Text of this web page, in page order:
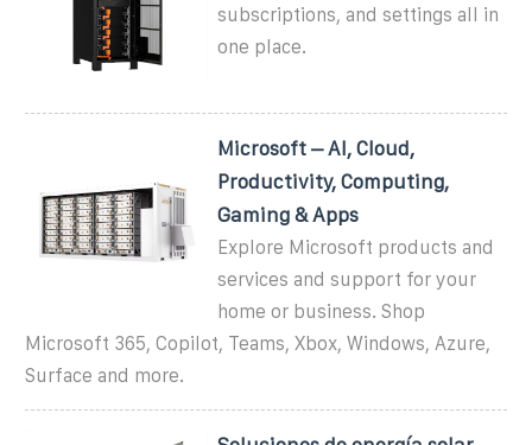
subscriptions, and settings all in
one place.
Microsoft – AI, Cloud,
Productivity, Computing,
Gaming & Apps
Explore Microsoft products and
services and support for your
home or business. Shop
Microsoft 365, Copilot, Teams, Xbox, Windows, Azure,
Surface and more.